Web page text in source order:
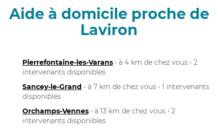
Aide à domicile proche de
Laviron
Pierrefontaine-les-Varans • à 4 km de chez vous • 2
intervenants disponibles
Sancey-le-Grand • à 7 km de chez vous • 1 intervenants
disponibles
Orchamps-Vennes • à 13 km de chez vous • 2
intervenants disponibles